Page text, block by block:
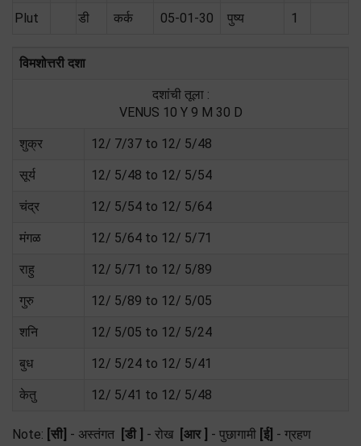
Plut डी कर्क 05-01-30 पुष्य 1
विमशोत्तरी दशा
दशांची तूला :
VENUS 10 Y 9 M 30 D
शुक्र 12/ 7/37 to 12/ 5/48
सूर्य 12/ 5/48 to 12/ 5/54
चंद्र 12/ 5/54 to 12/ 5/64
मंगळ 12/ 5/64 to 12/ 5/71
राहु 12/ 5/71 to 12/ 5/89
गुरु 12/ 5/89 to 12/ 5/05
शनि 12/ 5/05 to 12/ 5/24
बुध 12/ 5/24 to 12/ 5/41
केतु 12/ 5/41 to 12/ 5/48
Note: [सी] - अस्तंगत [डी ] - रोख [आर ] - पुछागामी [ई] - ग्रहण